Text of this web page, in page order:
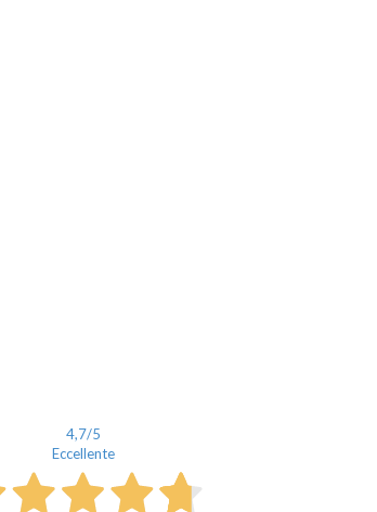
4,7/5
Eccellente